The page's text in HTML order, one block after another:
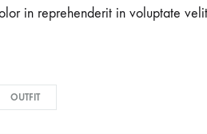
in reprehenderit in voluptate
OUTFIT